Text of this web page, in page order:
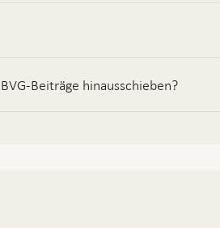
Beiträge hinausschieben?